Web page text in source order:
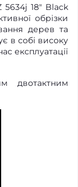
5634j 18" Black
обрізки
дерев та
в собі високу
експлуатації
двотактним